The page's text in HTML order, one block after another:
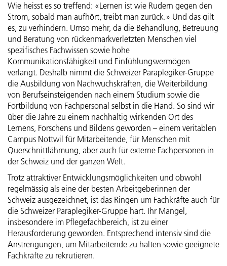
Strategieperiode 21–24
Mitarbeitende
Schweizer Paraplegiker-Forschung
Gönner-Vereinigung der Schweizer Paraplegiker-Stiftung
Active Communication
SIRMED
ParaHelp
Orthotec
Betriebsrechnung
Geldflussrechnung
Veränderung des Kapitals
Betriebsrechnung nach Leistungsfeldern
Grundsätze der Gruppenrechnung
Konsolidierungs- und Kombinierungskreis
Rechnungslegungs- und Bewertungsgrundsätze
Erläuterungen
Bericht der Revisionsstelle
Botschaft Projektleiter Nachhaltigkeit
Fokus Energie und Infrastruktur
Fokus Mobilität
Fokus Biodiversität
Fokus Ernährung
Fokus Ressourcen
Fokus Menschen
Fokus Management
GRI-Index
Grundsätze
Struktur, Zweck und Ziele
Strategische Organe und Gremien
Operative Organe
Entschädigungen
Risikomanagement und internes Kontrollsystem
Revision
Externe Aufsicht
Informationspolitik
Personenregister
Wie heisst es so treffend: «Lernen ist wie Rudern gegen den
Strom, sobald man aufhört, treibt man zurück.» Und das gilt
es, zu verhindern. Umso mehr, da die Behandlung, Betreuung
und Beratung von rückenmarkverletzten Menschen viel
spezifisches Fachwissen sowie hohe
Kommunikationsfähigkeit und Einfühlungsvermögen
verlangt. Deshalb nimmt die Schweizer Paraplegiker-Gruppe
die Ausbildung von Nachwuchskräften, die Weiterbildung
von Berufseinsteigenden nach einem Studium sowie die
Fortbildung von Fachpersonal selbst in die Hand. So sind wir
über die Jahre zu einem nachhaltig wirkenden Ort des
Lernens, Forschens und Bildens geworden – einem veritablen
Campus Nottwil für Mitarbeitende, für Menschen mit
Querschnittlähmung, aber auch für externe Fachpersonen in
der Schweiz und der ganzen Welt.
Trotz attraktiver Entwicklungsmöglichkeiten und obwohl
regelmässig als eine der besten Arbeitgeberinnen der
Schweiz ausgezeichnet, ist das Ringen um Fachkräfte auch für
die Schweizer Paraplegiker-Gruppe hart. Ihr Mangel,
insbesondere im Pflegefachbereich, ist zu einer
Herausforderung geworden. Entsprechend intensiv sind die
Anstrengungen, um Mitarbeitende zu halten sowie geeignete
Fachkräfte zu rekrutieren.